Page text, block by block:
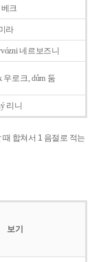
베크
라
네르보즈니
우로크, dům 둠
리니
때 합쳐서 1 음절로 적는
보기